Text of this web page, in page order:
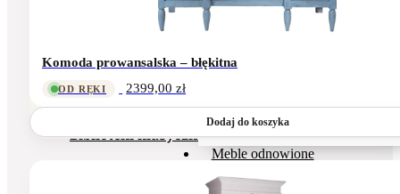
Szafy białe / hamptons
Szafy drewniane naturalne
Szafy z drzwiami żaluzjowymi
Biblioteki klasyczne (przeszklone)
Szafy
Meble odnowione
Dekoracje ścienne
Komoda prowansalska – błękitna
OD RĘKI 2399,00zł
Dodaj do koszyka